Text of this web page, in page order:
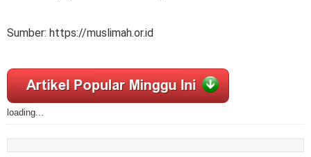
Sumber: https://muslimah.or.id
loading...